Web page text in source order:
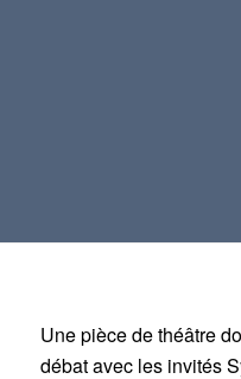
Une pièce de théâtre
débat avec les invités